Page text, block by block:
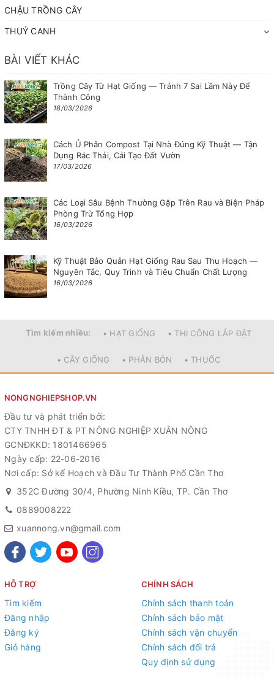
CHẬU TRỒNG CÂY
THUỶ CANH
BÀI VIẾT KHÁC
Trồng Cây Từ Hạt Giống — Tránh 7 Sai Lầm Này Để
Thành Công
18/03/2026
Cách Ủ Phân Compost Tại Nhà Đúng Kỹ Thuật — Tận
Dụng Rác Thải, Cải Tạo Đất Vườn
17/03/2026
Các Loại Sâu Bệnh Thường Gặp Trên Rau và Biện Pháp
Phòng Trừ Tổng Hợp
16/03/2026
Kỹ Thuật Bảo Quản Hạt Giống Rau Sau Thu Hoạch —
Nguyên Tắc, Quy Trình và Tiêu Chuẩn Chất Lượng
16/03/2026
Tìm kiếm nhiều: • HẠT GIỐNG • THI CÔNG LẮP ĐẶT
• CÂY GIỐNG • PHÂN BÓN • THUỐC
NONGNGHIEPSHOP.VN
Đầu tư và phát triển bởi:
CTY TNHH ĐT & PT NÔNG NGHIỆP XUÂN NÔNG
GCNĐKKD: 1801466965
Ngày cấp: 22-06-2016
Nơi cấp: Sở kế Hoạch và Đầu Tư Thành Phố Cần Thơ
352C Đường 30/4, Phường Ninh Kiều, TP. Cần Thơ
0889008222
xuannong.vn@gmail.com
HỖ TRỢ
Tìm kiếm
Đăng nhập
Đăng ký
Giỏ hàng
CHÍNH SÁCH
Chính sách thanh toán
Chính sách bảo mật
Chính sách vận chuyển
Chính sách đổi trả
Quy định sử dụng